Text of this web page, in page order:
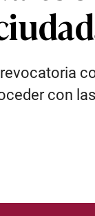
con